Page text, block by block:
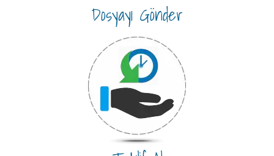
Dosyayı Gönder